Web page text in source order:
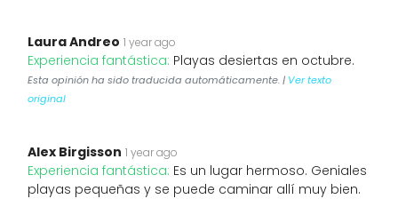
Laura Andreo 1 year ago
Experiencia fantástica: Playas desiertas en octubre.
Esta opinión ha sido traducida automáticamente. | Ver texto
original
Alex Birgisson 1 year ago
Experiencia fantástica: Es un lugar hermoso. Geniales
playas pequeñas y se puede caminar allí muy bien.